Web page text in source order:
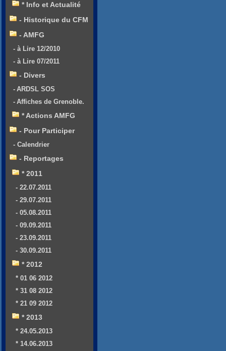
* Info et Actualité
- Historique du CFM
- AMFG
- à Lire 12/2010
- à Lire 07/2011
- Divers
- ARDSL SOS
- Affiches de Grenoble.
* Actions AMFG
- Pour Participer
- Calendrier
- Reportages
* 2011
- 22.07.2011
- 29.07.2011
- 05.08.2011
- 09.09.2011
- 23.09.2011
- 30.09.2011
* 2012
* 01 06 2012
* 31 08 2012
* 21 09 2012
* 2013
* 24.05.2013
* 14.06.2013